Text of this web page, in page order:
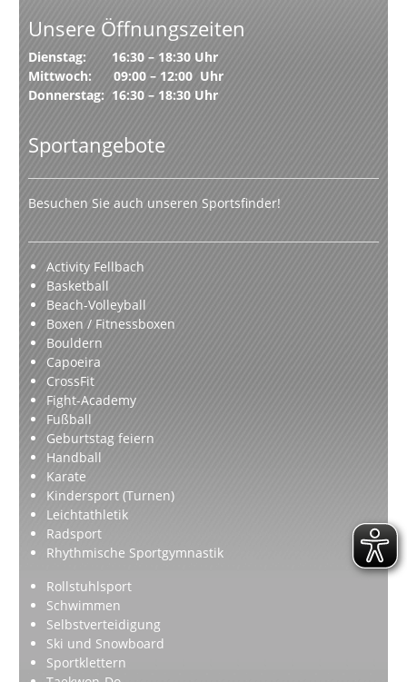
Unsere Öffnungszeiten
Dienstag: 16:30 – 18:30 Uhr
Mittwoch: 09:00 – 12:00 Uhr
Donnerstag: 16:30 – 18:30 Uhr
Sportangebote
Besuchen Sie auch unseren Sportsfinder!
Activity Fellbach
Basketball
Beach-Volleyball
Boxen / Fitnessboxen
Bouldern
Capoeira
CrossFit
Fight-Academy
Fußball
Geburtstag feiern
Handball
Karate
Kindersport (Turnen)
Leichtathletik
Radsport
Rhythmische Sportgymnastik
Rollstuhlsport
Schwimmen
Selbstverteidigung
Ski und Snowboard
Sportklettern